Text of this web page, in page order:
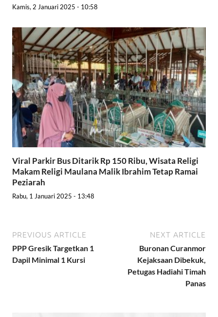
Kamis, 2 Januari 2025 - 10:58
Viral Parkir Bus Ditarik Rp 150 Ribu, Wisata Religi
Makam Religi Maulana Malik Ibrahim Tetap Ramai
Peziarah
Rabu, 1 Januari 2025 - 13:48
PREVIOUS ARTICLE
PPP Gresik Targetkan 1
Dapil Minimal 1 Kursi
NEXT ARTICLE
Buronan Curanmor
Kejaksaan Dibekuk,
Petugas Hadiahi Timah
Panas